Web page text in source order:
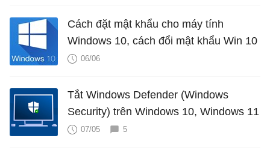
Cách đặt mật khẩu cho máy tính
Windows 10, cách đổi mật khẩu Win 10
06/06
Tắt Windows Defender (Windows
Security) trên Windows 10, Windows 11
07/05 5